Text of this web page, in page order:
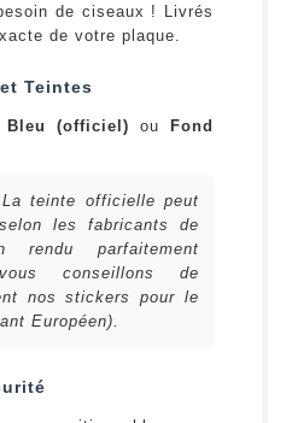
de ciseaux ! Livrés
de votre plaque.
Teintes
Bleu (officiel) ou
Fond
La teinte officielle peut
les fabricants de
rendu parfaitement
conseillons de
nos stickers pour le
Européen).